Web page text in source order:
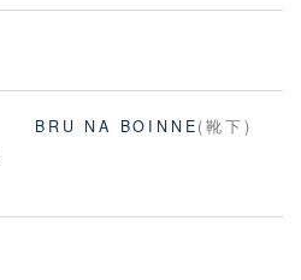
BRU NA BOINNE(靴下)